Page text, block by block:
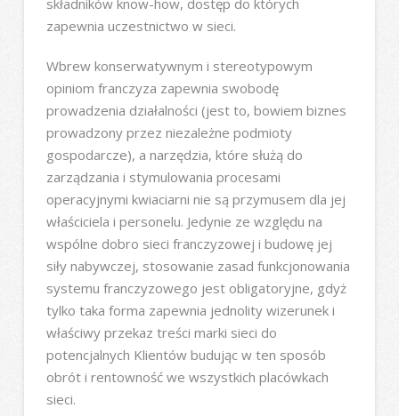
zapewnia uczestnictwo w sieci.
Wbrew konserwatywnym i stereotypowym
opiniom franczyza zapewnia swobodę
prowadzenia działalności (jest to, bowiem biznes
prowadzony przez niezależne podmioty
gospodarcze), a narzędzia, które służą do
zarządzania i stymulowania procesami
operacyjnymi kwiaciarni nie są przymusem dla jej
właściciela i personelu. Jedynie ze względu na
wspólne dobro sieci franczyzowej i budowę jej
siły nabywczej, stosowanie zasad funkcjonowania
systemu franczyzowego jest obligatoryjne, gdyż
tylko taka forma zapewnia jednolity wizerunek i
właściwy przekaz treści marki sieci do
potencjalnych Klientów budując w ten sposób
obrót i rentowność we wszystkich placówkach
sieci.